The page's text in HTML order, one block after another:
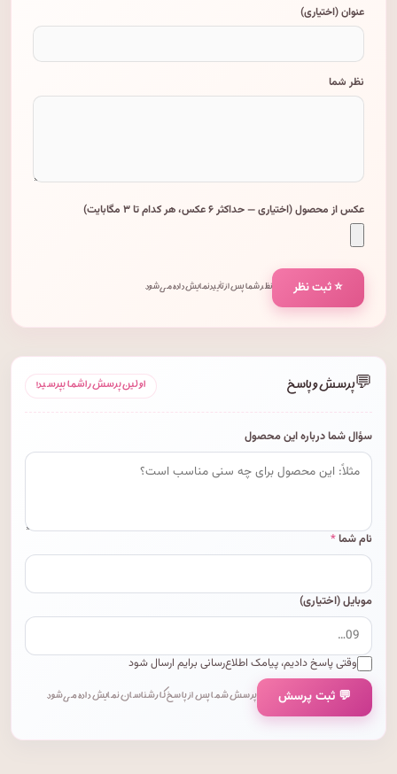
عنوان (اختیاری)
نظر شما
عکس از محصول (اختیاری — حداکثر ۶ عکس، هر کدام تا ۳ مگابایت)
⭐ ثبت نظر نظر شما پس از تأیید نمایش داده می‌شود.
💬پرسش و پاسخ اولین پرسش را شما بپرسید!
سؤال شما درباره این محصول
نام شما*
موبایل (اختیاری)
وقتی پاسخ دادیم، پیامک اطلاع‌رسانی برایم ارسال شود
💬 ثبت پرسش پرسش شما پس از پاسخ کارشناسان نمایش داده می‌شود.